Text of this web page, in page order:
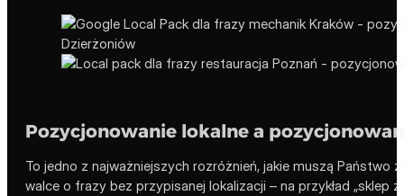
Pozycjonowanie lokalne a
To jedno z najważniejszych rozróżnień, jakie muszą Państwo
walce o frazy bez przypisanej lokalizacji – na przykład „sklep